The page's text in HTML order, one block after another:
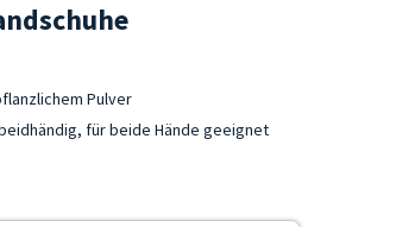
Pulver
für beide Hände geeignet